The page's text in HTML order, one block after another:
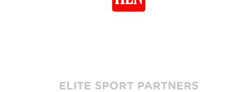
ELITE SPORT PARTNERS